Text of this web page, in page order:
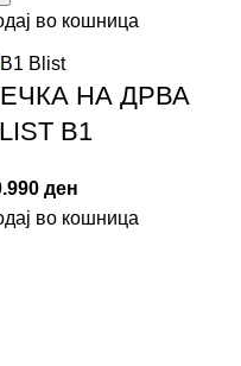
во кошница
НА ДРВА
B1
ден
во кошница